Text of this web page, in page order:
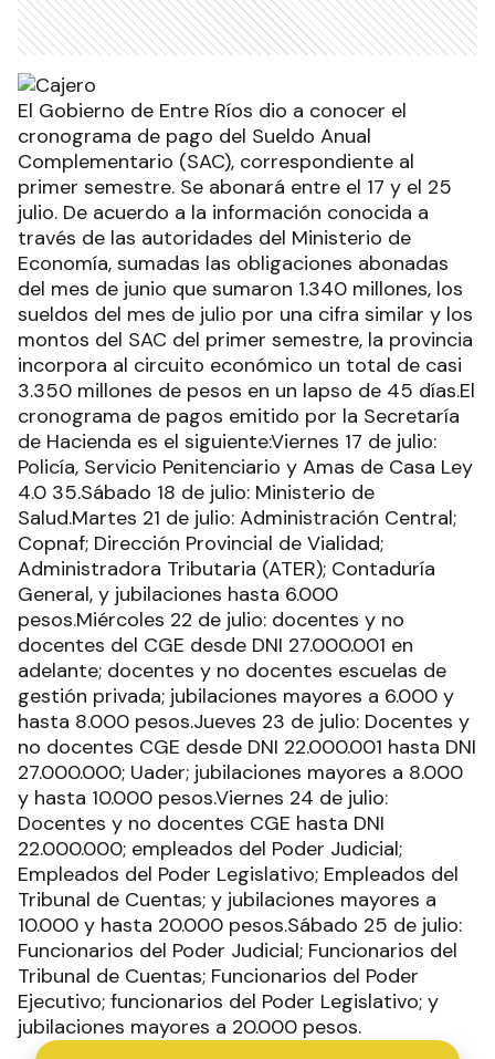
El Gobierno de Entre Ríos dio a conocer el
cronograma de pago del Sueldo Anual
Complementario (SAC), correspondiente al
primer semestre. Se abonará entre el 17 y el 25
julio. De acuerdo a la información conocida a
través de las autoridades del Ministerio de
Economía, sumadas las obligaciones abonadas
del mes de junio que sumaron 1.340 millones, los
sueldos del mes de julio por una cifra similar y los
montos del SAC del primer semestre, la provincia
incorpora al circuito económico un total de casi
3.350 millones de pesos en un lapso de 45 días.El
cronograma de pagos emitido por la Secretaría
de Hacienda es el siguiente:Viernes 17 de julio:
Policía, Servicio Penitenciario y Amas de Casa Ley
4.0 35.Sábado 18 de julio: Ministerio de
Salud.Martes 21 de julio: Administración Central;
Copnaf; Dirección Provincial de Vialidad;
Administradora Tributaria (ATER); Contaduría
General, y jubilaciones hasta 6.000
pesos.Miércoles 22 de julio: docentes y no
docentes del CGE desde DNI 27.000.001 en
adelante; docentes y no docentes escuelas de
gestión privada; jubilaciones mayores a 6.000 y
hasta 8.000 pesos.Jueves 23 de julio: Docentes y
no docentes CGE desde DNI 22.000.001 hasta DNI
27.000.000; Uader; jubilaciones mayores a 8.000
y hasta 10.000 pesos.Viernes 24 de julio:
Docentes y no docentes CGE hasta DNI
22.000.000; empleados del Poder Judicial;
Empleados del Poder Legislativo; Empleados del
Tribunal de Cuentas; y jubilaciones mayores a
10.000 y hasta 20.000 pesos.Sábado 25 de julio:
Funcionarios del Poder Judicial; Funcionarios del
Tribunal de Cuentas; Funcionarios del Poder
Ejecutivo; funcionarios del Poder Legislativo; y
jubilaciones mayores a 20.000 pesos.